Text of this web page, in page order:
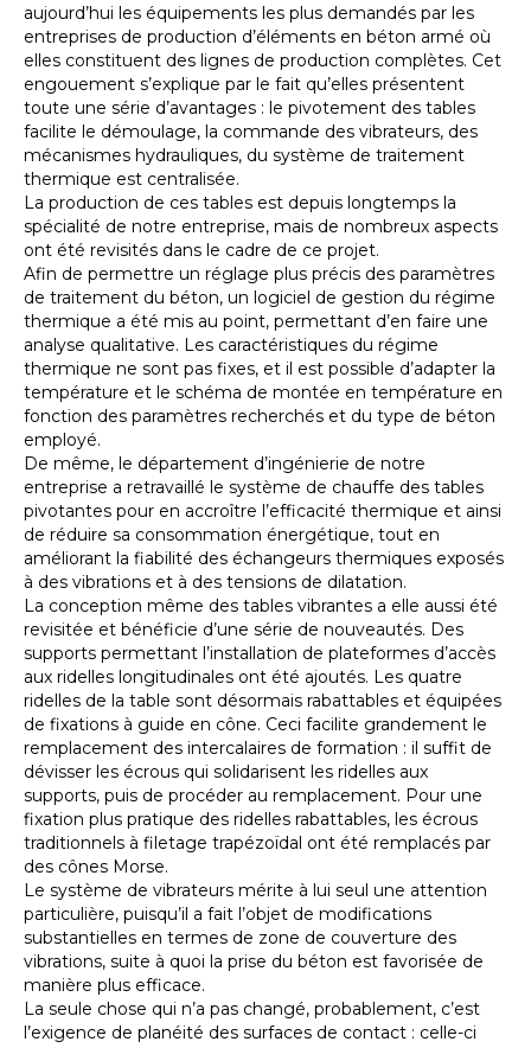
aujourd’hui les équipements les plus demandés par les
entreprises de production d’éléments en béton armé où
elles constituent des lignes de production complètes. Cet
engouement s’explique par le fait qu’elles présentent
toute une série d’avantages : le pivotement des tables
facilite le démoulage, la commande des vibrateurs, des
mécanismes hydrauliques, du système de traitement
thermique est centralisée.
La production de ces tables est depuis longtemps la
spécialité de notre entreprise, mais de nombreux aspects
ont été revisités dans le cadre de ce projet.
Afin de permettre un réglage plus précis des paramètres
de traitement du béton, un logiciel de gestion du régime
thermique a été mis au point, permettant d’en faire une
analyse qualitative. Les caractéristiques du régime
thermique ne sont pas fixes, et il est possible d’adapter la
température et le schéma de montée en température en
fonction des paramètres recherchés et du type de béton
employé.
De même, le département d’ingénierie de notre
entreprise a retravaillé le système de chauffe des tables
pivotantes pour en accroître l’efficacité thermique et ainsi
de réduire sa consommation énergétique, tout en
améliorant la fiabilité des échangeurs thermiques exposés
à des vibrations et à des tensions de dilatation.
La conception même des tables vibrantes a elle aussi été
revisitée et bénéficie d’une série de nouveautés. Des
supports permettant l’installation de plateformes d’accès
aux ridelles longitudinales ont été ajoutés. Les quatre
ridelles de la table sont désormais rabattables et équipées
de fixations à guide en cône. Ceci facilite grandement le
remplacement des intercalaires de formation : il suffit de
dévisser les écrous qui solidarisent les ridelles aux
supports, puis de procéder au remplacement. Pour une
fixation plus pratique des ridelles rabattables, les écrous
traditionnels à filetage trapézoïdal ont été remplacés par
des cônes Morse.
Le système de vibrateurs mérite à lui seul une attention
particulière, puisqu’il a fait l’objet de modifications
substantielles en termes de zone de couverture des
vibrations, suite à quoi la prise du béton est favorisée de
manière plus efficace.
La seule chose qui n’a pas changé, probablement, c’est
l’exigence de planéité des surfaces de contact : celle-ci